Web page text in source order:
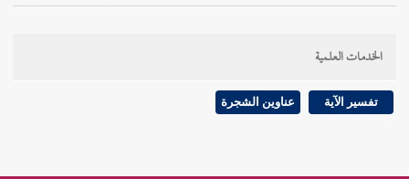
الخدمات العلمية
تفسير الآية عناوين الشجرة